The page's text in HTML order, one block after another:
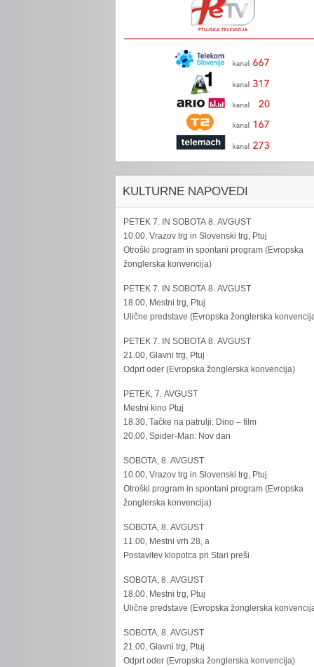
KULTURNE NAPOVEDI
PETEK 7. IN SOBOTA 8. AVGUST
10.00, Vrazov trg in Slovenski trg, Ptuj
Otroški program in spontani program (Evropska
žonglerska konvencija)
PETEK 7. IN SOBOTA 8. AVGUST
18.00, Mestni trg, Ptuj
Ulične predstave (Evropska žonglerska
PETEK 7. IN SOBOTA 8. AVGUST
21.00, Glavni trg, Ptuj
Odprt oder (Evropska žonglerska konvencija)
PETEK, 7. AVGUST
Mestni kino Ptuj
18.30, Tačke na patrulji: Dino – film
20.00, Spider-Man: Nov dan
SOBOTA, 8. AVGUST
10.00, Vrazov trg in Slovenski trg, Ptuj
Otroški program in spontani program (Evropska
žonglerska konvencija)
SOBOTA, 8. AVGUST
11.00, Mestni vrh 28, a
Postavitev klopotca pri Stari preši
SOBOTA, 8. AVGUST
18.00, Mestni trg, Ptuj
Ulične predstave (Evropska žonglerska
SOBOTA, 8. AVGUST
21.00, Glavni trg, Ptuj
Odprt oder (Evropska žonglerska konvencija)